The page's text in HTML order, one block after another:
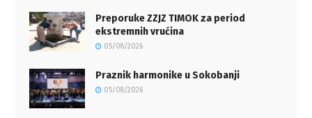
Preporuke ZZJZ TIMOK za period
ekstremnih vrućina
05/08/2026
Praznik harmonike u Sokobanji
05/08/2026